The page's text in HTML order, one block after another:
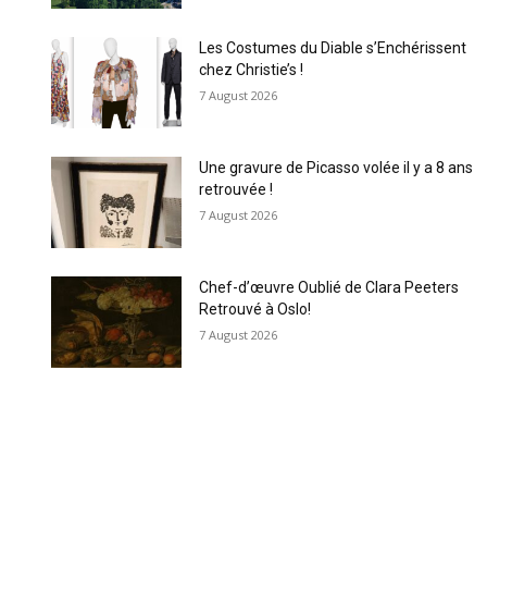
Les Costumes du Diable s’Enchérissent
chez Christie’s !
7 August 2026
Une gravure de Picasso volée il y a 8 ans
retrouvée !
7 August 2026
Chef-d’œuvre Oublié de Clara Peeters
Retrouvé à Oslo!
7 August 2026